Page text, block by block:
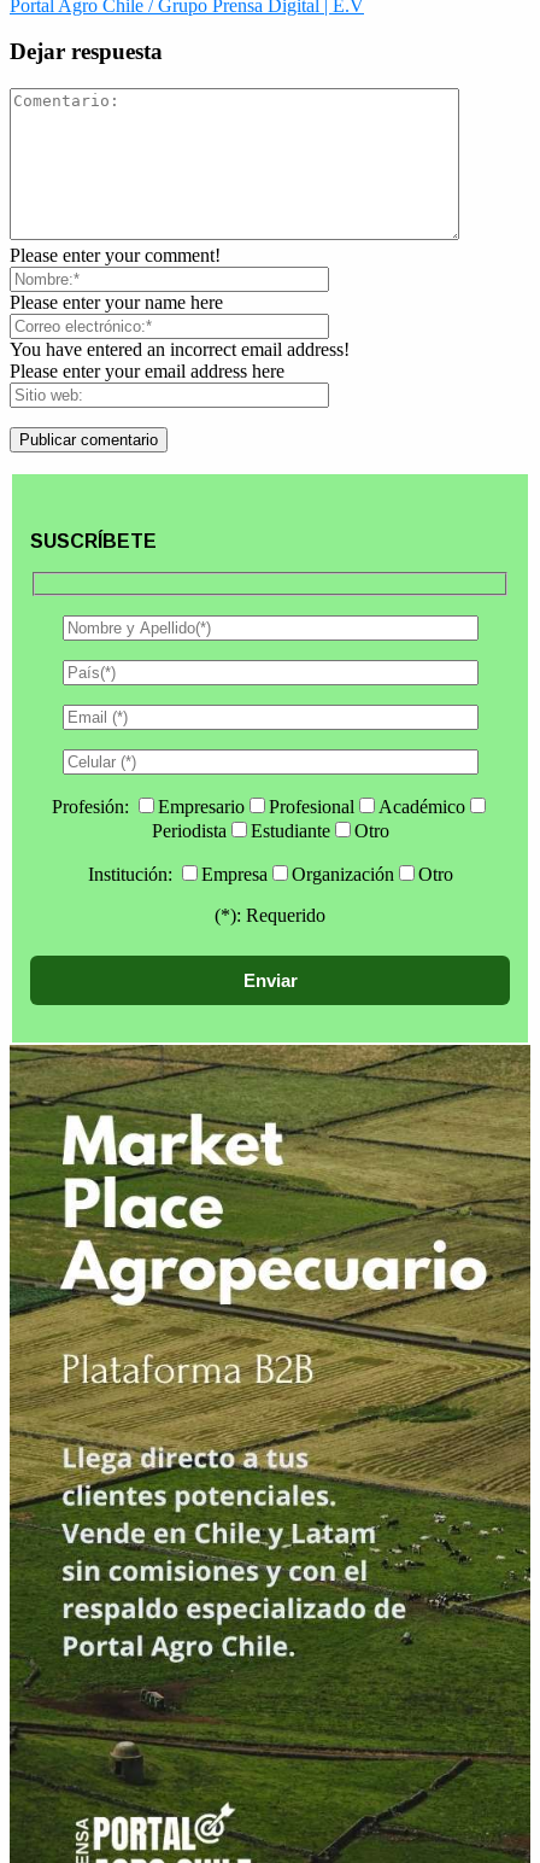
Portal Agro Chile / Grupo Prensa Digital | E.V
Dejar respuesta
Please enter your comment!
Please enter your name here
You have entered an incorrect email address!
Please enter your email address here
SUSCRÍBETE
Profesión: Empresario Profesional
Académico
Periodista
Estudiante Otro
Institución: Empresa Organización
Otro
(*): Requerido